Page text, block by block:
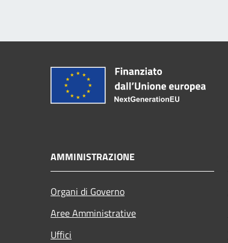
AMMINISTRAZIONE
Organi di Governo
Aree Amministrative
Uffici